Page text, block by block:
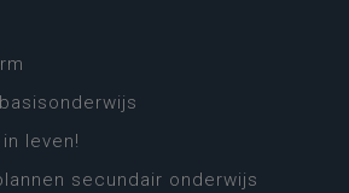
leven!
secundair onderwijs